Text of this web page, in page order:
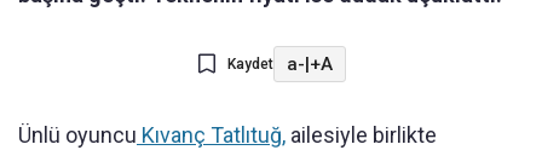
Kaydet a-|+A
Ünlü oyuncu Kıvanç Tatlıtuğ, ailesiyle birlikte